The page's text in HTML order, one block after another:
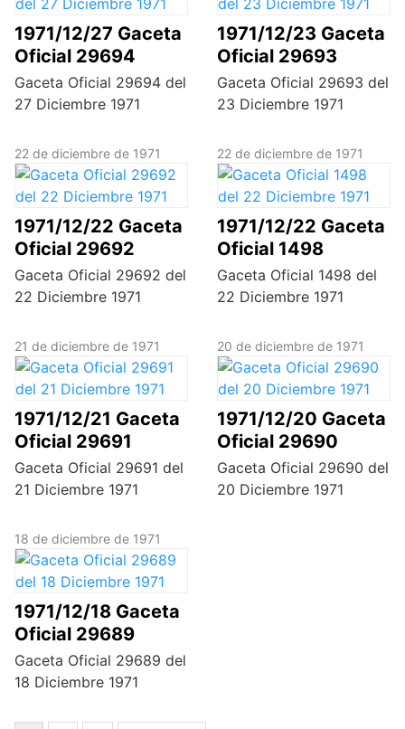
1971/12/27 Gaceta
Oficial 29694
Gaceta Oficial 29694 del
27 Diciembre 1971
1971/12/23 Gaceta
Oficial 29693
Gaceta Oficial 29693 del
23 Diciembre 1971
22 de diciembre de 1971
1971/12/22 Gaceta
Oficial 29692
Gaceta Oficial 29692 del
22 Diciembre 1971
22 de diciembre de 1971
1971/12/22 Gaceta
Oficial 1498
Gaceta Oficial 1498 del
22 Diciembre 1971
21 de diciembre de 1971
1971/12/21 Gaceta
Oficial 29691
Gaceta Oficial 29691 del
21 Diciembre 1971
20 de diciembre de 1971
1971/12/20 Gaceta
Oficial 29690
Gaceta Oficial 29690 del
20 Diciembre 1971
18 de diciembre de 1971
1971/12/18 Gaceta
Oficial 29689
Gaceta Oficial 29689 del
18 Diciembre 1971